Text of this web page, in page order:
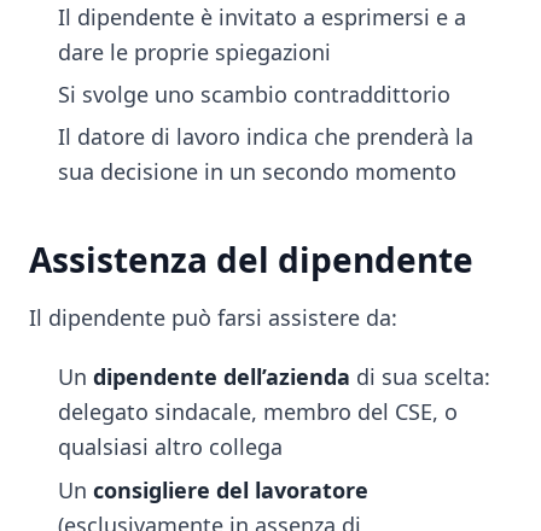
Il dipendente è invitato a esprimersi e a
dare le proprie spiegazioni
Si svolge uno scambio contraddittorio
Il datore di lavoro indica che prenderà la
sua decisione in un secondo momento
Assistenza del dipendente
Il dipendente può farsi assistere da:
Un dipendente dell’azienda di sua scelta:
delegato sindacale, membro del CSE, o
qualsiasi altro collega
Un consigliere del lavoratore
(esclusivamente in assenza di